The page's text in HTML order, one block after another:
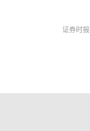
证券时